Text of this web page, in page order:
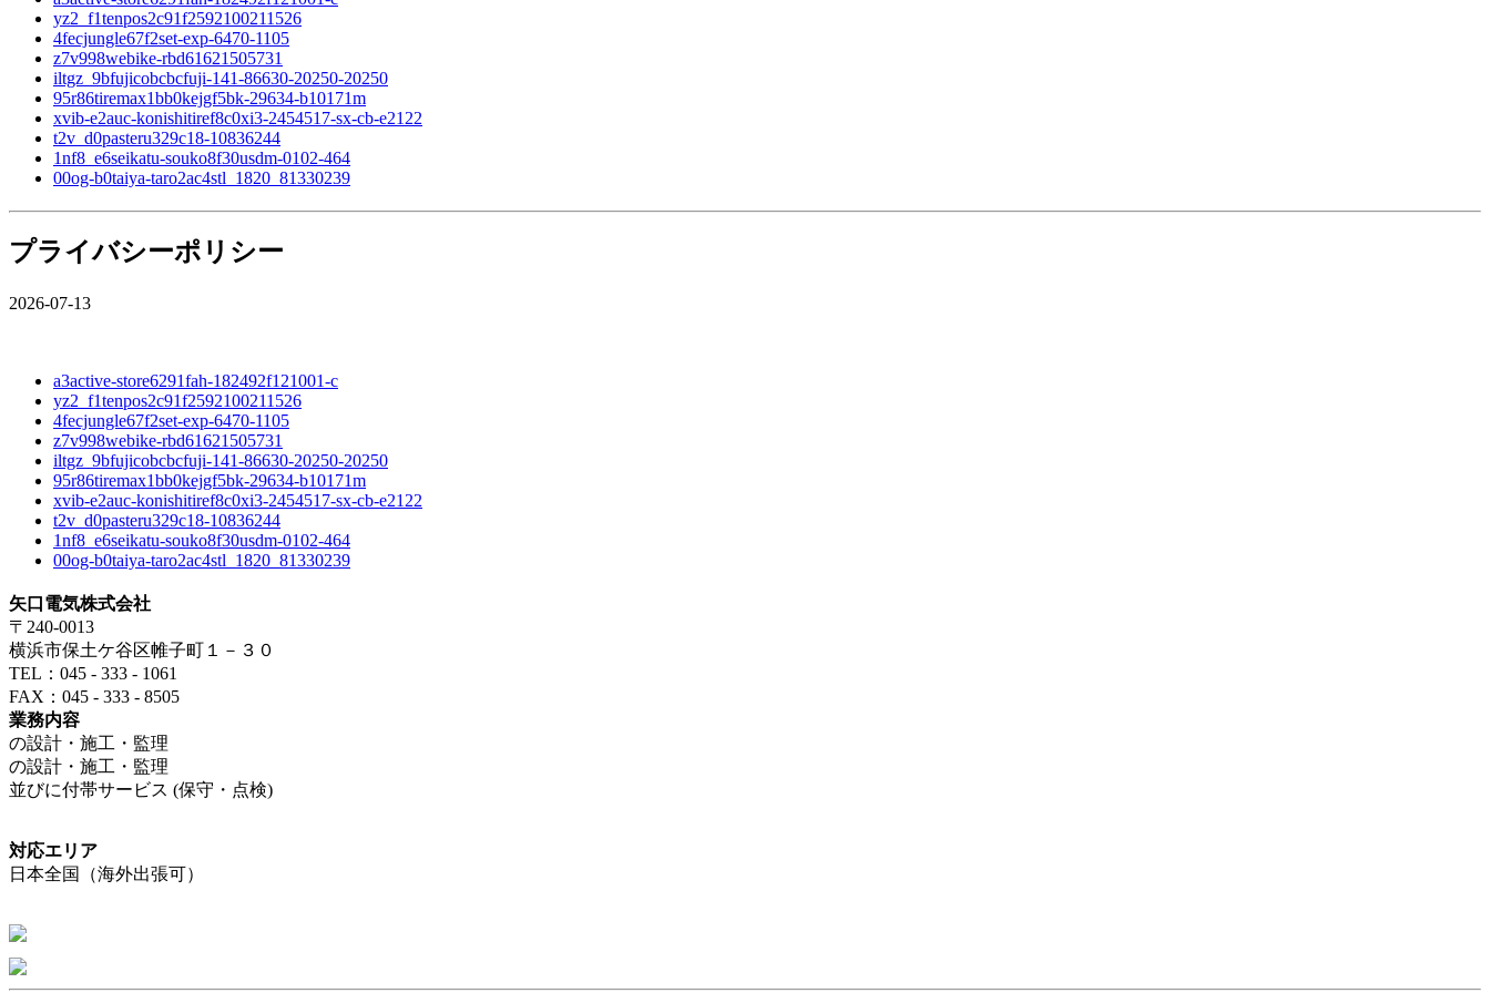
yz2_f1tenpos2c91f2592100211526
4fecjungle67f2set-exp-6470-1105
z7v998webike-rbd61621505731
iltgz_9bfujicobcbcfuji-141-86630-20250-20250
95r86tiremax1bb0kejgf5bk-29634-b10171m
xvib-e2auc-konishitiref8c0xi3-2454517-sx-cb-e2122
t2v_d0pasteru329c18-10836244
1nf8_e6seikatu-souko8f30usdm-0102-464
00og-b0taiya-taro2ac4stl_1820_81330239
プライバシーポリシー
2026-07-13
a3active-store6291fah-182492f121001-c
yz2_f1tenpos2c91f2592100211526
4fecjungle67f2set-exp-6470-1105
z7v998webike-rbd61621505731
iltgz_9bfujicobcbcfuji-141-86630-20250-20250
95r86tiremax1bb0kejgf5bk-29634-b10171m
xvib-e2auc-konishitiref8c0xi3-2454517-sx-cb-e2122
t2v_d0pasteru329c18-10836244
1nf8_e6seikatu-souko8f30usdm-0102-464
00og-b0taiya-taro2ac4stl_1820_81330239
矢口電気株式会社
〒240-0013
横浜市保土ケ谷区帷子町１－３０
TEL：045 - 333 - 1061
FAX：045 - 333 - 8505
業務内容
の設計・施工・監理
の設計・施工・監理
並びに付帯サービス (保守・点検)
対応エリア
日本全国（海外出張可）